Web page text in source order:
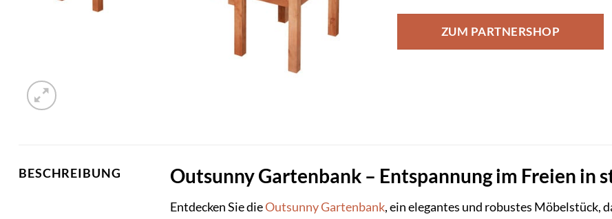
ZUM PARTNERSHOP
BESCHREIBUNG Outsunny Gartenbank – Entspannung im Freien in
Entdecken Sie dieOutsunnyGartenbank, ein elegantes und robustes Möbelstück,